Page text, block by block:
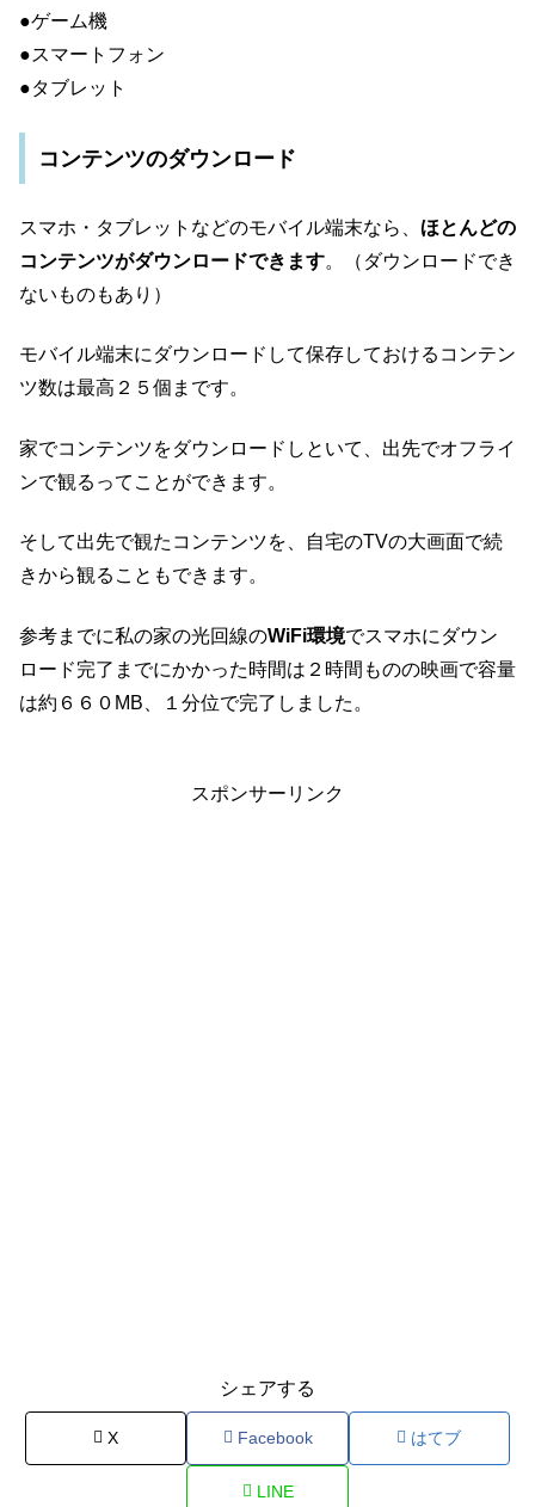
●ゲーム機
●スマートフォン
●タブレット
コンテンツのダウンロード
スマホ・タブレットなどのモバイル端末なら、 ほとんどの
コンテンツがダウンロードできます。（ダウンロードでき
ないものもあり）
モバイル端末にダウンロードして保存しておけるコンテン
ツ数は最高２５個まです。
家でコンテンツをダウンロードしといて、出先でオフライ
ンで観るってことができます。
そして出先で観たコンテンツを、自宅のTVの大画面で続
きから観ることもできます。
参考までに私の家の光回線のWiFi環境でスマホにダウン
ロード完了までにかかった時間は２時間ものの映画で容量
は約６６０MB、１分位で完了しました。
スポンサーリンク
シェアする
X Facebook はてブ
LINE